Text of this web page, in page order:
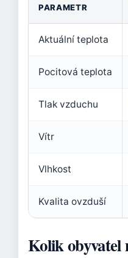
PARAMETR
Aktuální teplota
Pocitová teplota
Tlak vzduchu
Vítr
Vlhkost
Kvalita ovzduší
Kolik obyvatel